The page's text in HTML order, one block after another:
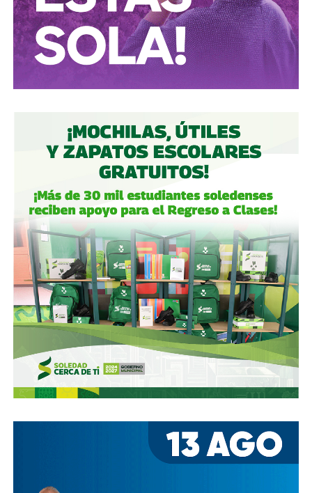
semáforo.Ciclistas:
hay solo 3 ciclovías, pero usémoslas
correctamente.
Autoridades:hagan su trabajo, pero háganlo bien, y no
descuiden lo que hicieron antes por centrarse solo en
obras nuevas.
personas se sientan más seguras entrando a un parque
bajo su cuidado, para evitar accidentes en una calle, de una
ciudad que también es parte del estado.
Gobierno municipal:no se apresuren por hacer cosas
solo de cara a la contienda electoral, échenle ganas y
háganlas bien, respeten los tiempos, informen
oportunamente a los usuarios de las vialidades.
Ya aprovechando,revisen las señales de tránsito de la
zona, que necesitan mantenimiento, y luego dense una
vuelta por la ciudad:hay banquetas que son
estacionamientos, hay ciclovías intransitables, hay
peatones en riesgoporque los conductores no siguen el
reglamento.
En pocas palabras,bajemos todos la velocidad… en
Arrancó la carrera, todos la van perdiendo |